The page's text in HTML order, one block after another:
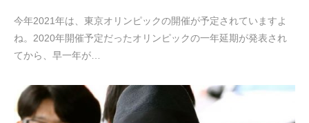
今年2021年は、東京オリンピックの開催が予定されていますよ
ね。2020年開催予定だったオリンピックの一年延期が発表され
てから、早一年が…